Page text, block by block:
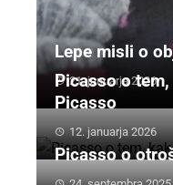
Lepe misli o
21. januarja 2026
Picasso o
Picasso
12. januarja 2026
Picasso o